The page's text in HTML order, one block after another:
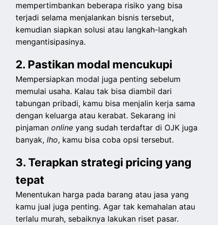
mempertimbankan beberapa risiko yang bisa
terjadi selama menjalankan bisnis tersebut,
kemudian siapkan solusi atau langkah-langkah
mengantisipasinya.
2. Pastikan modal mencukupi
Mempersiapkan modal juga penting sebelum
memulai usaha. Kalau tak bisa diambil dari
tabungan pribadi, kamu bisa menjalin kerja sama
dengan keluarga atau kerabat. Sekarang ini
pinjamanonlineyang sudah terdaftar di OJK juga
banyak,lho, kamu bisa coba opsi tersebut.
3. Terapkan strategi pricing yang
tepat
Menentukan harga pada barang atau jasa yang
kamu jual juga penting. Agar tak kemahalan atau
terlalu murah, sebaiknya lakukan riset pasar.